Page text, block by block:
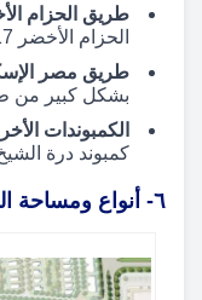
طريق الحزام
الحزام الأخضر 17 دقيقة فقط.
طريق مصر
بشكل كبير من
الكمبوندات
كمبوند درة
٦- أنواع ومساحة الوحدات كمبوند بيل في الشيخ زايد: